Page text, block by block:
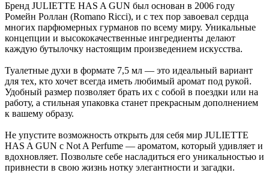
Бренд JULIETTE HAS A GUN был основан в 2006 году
Ромейн Роллан (Romano Ricci), и с тех пор завоевал сердца
многих парфюмерных гурманов по всему миру. Уникальные
концепции и высококачественные ингредиенты делают
каждую бутылочку настоящим произведением искусства.
Туалетные духи в формате 7,5 мл — это идеальный вариант
для тех, кто хочет всегда иметь любимый аромат под рукой.
Удобный размер позволяет брать их с собой в поездки или на
работу, а стильная упаковка станет прекрасным дополнением
к вашему образу.
Не упустите возможность открыть для себя мир JULIETTE
HAS A GUN с Not A Perfume — ароматом, который удивляет и
вдохновляет. Позвольте себе насладиться его уникальностью и
привнести в свою жизнь нотку элегантности и загадки.